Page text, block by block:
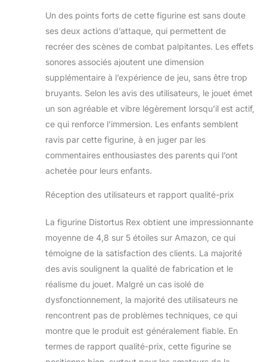
fans de Jurassic
World. Scannez et
collectionnez ! Dans
l’application gratuite
scannez le code
présent sur la patte
du dinosaure à
l’aide d’un appareil
compatible (non
inclus) pour
débloquer des
augmentée et
collection de
dinosaures
Course-poursuite
ultime : détruisez
tout sur votre
passage ! Dans le
nouveau jeu que
propose
l’application, faites
la course avec
différents véhicules
Un des points forts de cette figurine est sans doute
ses deux actions d’attaque, qui permettent de
recréer des scènes de combat palpitantes. Les effets
sonores associés ajoutent une dimension
supplémentaire à l’expérience de jeu, sans être trop
bruyants. Selon les avis des utilisateurs, le jouet émet
un son agréable et vibre légèrement lorsqu’il est actif,
ce qui renforce l’immersion. Les enfants semblent
ravis par cette figurine, à en juger par les
commentaires enthousiastes des parents qui l’ont
achetée pour leurs enfants.
Réception des utilisateurs et rapport qualité-prix
La figurine Distortus Rex obtient une impressionnante
moyenne de 4,8 sur 5 étoiles sur Amazon, ce qui
témoigne de la satisfaction des clients. La majorité
des avis soulignent la qualité de fabrication et le
réalisme du jouet. Malgré un cas isolé de
dysfonctionnement, la majorité des utilisateurs ne
rencontrent pas de problèmes techniques, ce qui
montre que le produit est généralement fiable. En
termes de rapport qualité-prix, cette figurine se